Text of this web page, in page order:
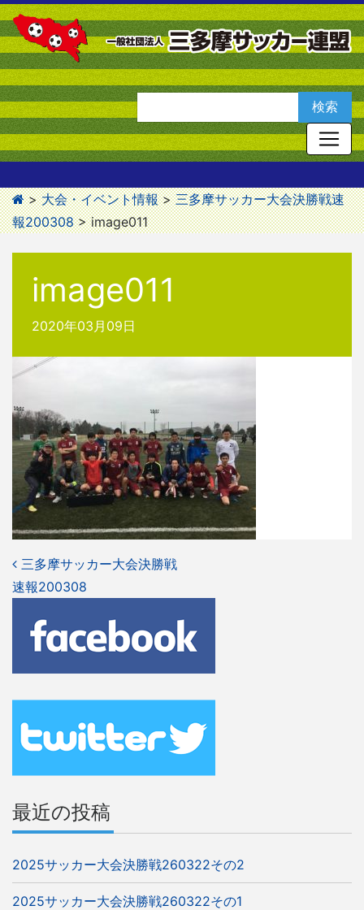
>大会・イベント情報>三多摩サッカー大会決勝戦速
報200308>image011
image011
2020年03月09日
投
稿
ナ
ビ
ゲ
ー
シ
三多摩サッカー大会決勝戦
速報200308
最近の投稿
2025サッカー大会決勝戦260322その2
2025サッカー大会決勝戦260322その1